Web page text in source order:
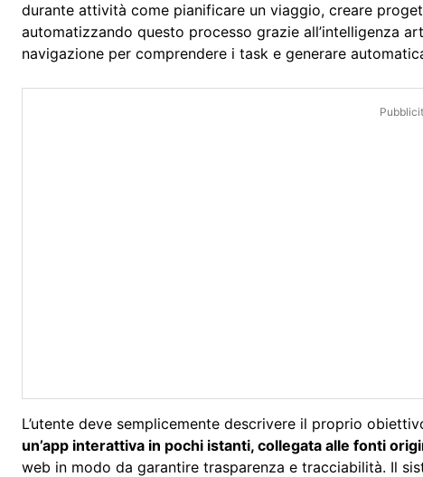
durante attività come pianificare un viaggio, creare
automatizzando questo processo grazie all’intelligenza
navigazione per comprendere i task e generare
L’utente deve semplicemente descrivere il proprio
un’app interattiva in pochi istanti, collegata alle fonti
web in modo da garantire trasparenza e tracciabilità. Il